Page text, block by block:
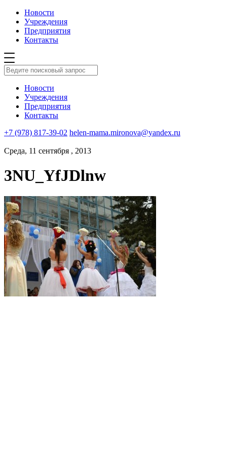
Новости
Учреждения
Предприятия
Контакты
Новости
Учреждения
Предприятия
Контакты
+7 (978) 817-39-02 helen-mama.mironova@yandex.ru
Среда, 11 сентября , 2013
3NU_YfJDlnw